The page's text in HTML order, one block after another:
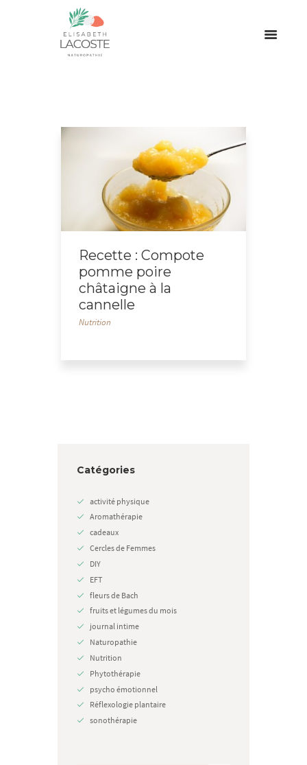
Recette : Compote
pomme poire
châtaigne à la
cannelle
Nutrition
Catégories
activité physique
Aromathérapie
cadeaux
Cercles de Femmes
DIY
EFT
fleurs de Bach
fruits et légumes du mois
journal intime
Naturopathie
Nutrition
Phytothérapie
psycho émotionnel
Réflexologie plantaire
sonothérapie